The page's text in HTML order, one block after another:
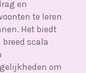
en
te leren
Het biedt
breed scala
om